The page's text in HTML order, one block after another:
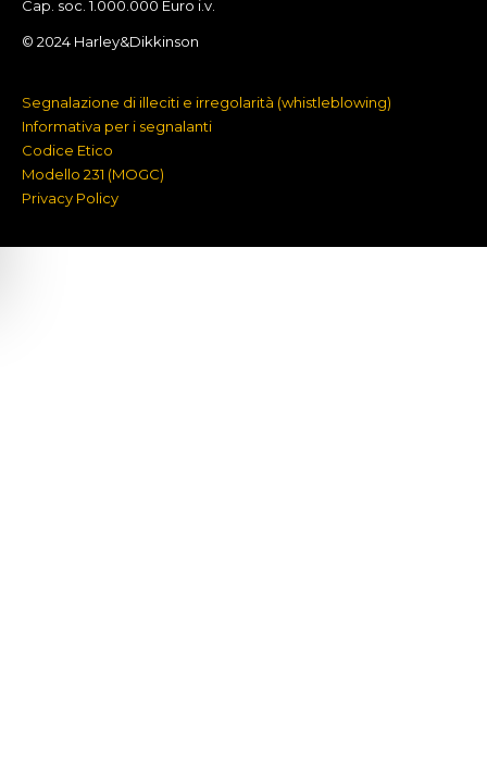
Cap. soc. 1.000.000 Euro i.v.
© 2024 Harley&Dikkinson
Segnalazione di illeciti e irregolarità (whistleblowing)
Informativa per i segnalanti
Codice Etico
Modello 231 (MOGC)
Privacy Policy